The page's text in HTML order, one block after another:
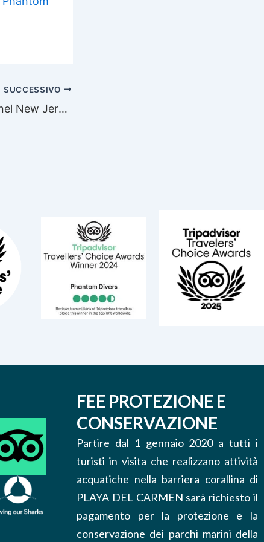
SUCCESSIVO
Immersione Fair nel New Jersey “Beneath the sea”
FEE PROTEZIONE E
CONSERVAZIONE
Partire dal 1 gennaio 2020 a tutti i
turisti in visita che realizzano attività
acquatiche nella barriera corallina di
PLAYA DEL CARMEN sarà richiesto il
pagamento per la protezione e la
conservazione dei parchi marini della